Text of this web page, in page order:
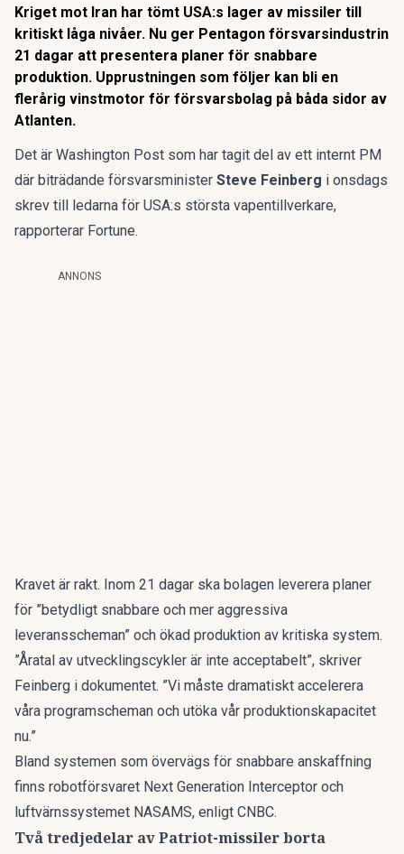
Kriget mot Iran har tömt USA:s lager av missiler till
kritiskt låga nivåer. Nu ger Pentagon försvarsindustrin
21 dagar att presentera planer för snabbare
produktion. Upprustningen som följer kan bli en
flerårig vinstmotor för försvarsbolag på båda sidor av
Atlanten.
Det är Washington Post som har tagit del av ett internt PM
där biträdande försvarsminister Steve Feinberg i onsdags
skrev till ledarna för USA:s största vapentillverkare,
rapporterar Fortune.
ANNONS
Kravet är rakt. Inom 21 dagar ska bolagen leverera planer
för ”betydligt snabbare och mer aggressiva
leveransscheman” och ökad produktion av kritiska system.
”Åratal av utvecklingscykler är inte acceptabelt”, skriver
Feinberg i dokumentet. ”Vi måste dramatiskt accelerera
våra programscheman och utöka vår produktionskapacitet
nu.”
Bland systemen som övervägs för snabbare anskaffning
finns robotförsvaret Next Generation Interceptor och
luftvärnssystemet NASAMS, enligt CNBC.
Två tredjedelar av Patriot-missiler borta